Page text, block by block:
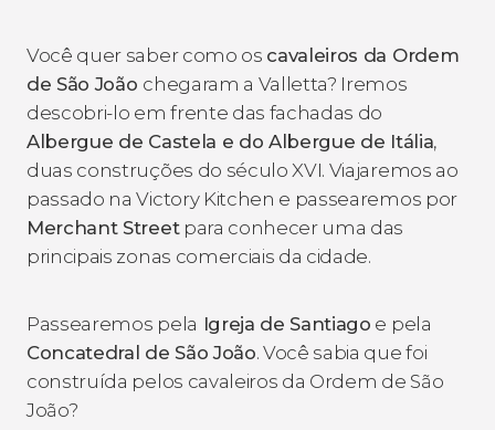
Você quer saber como os cavaleiros da Ordem
de São João chegaram a Valletta? Iremos
descobri-lo em frente das fachadas do
Albergue de Castela e do Albergue de Itália,
duas construções do século XVI. Viajaremos ao
passado na Victory Kitchen e passearemos por
Merchant Streetpara conhecer uma das
principais zonas comerciais da cidade.
Passearemos pela Igreja de Santiago e pela
Concatedral de São João. Você sabia que foi
construída pelos cavaleiros da Ordem de São
João?